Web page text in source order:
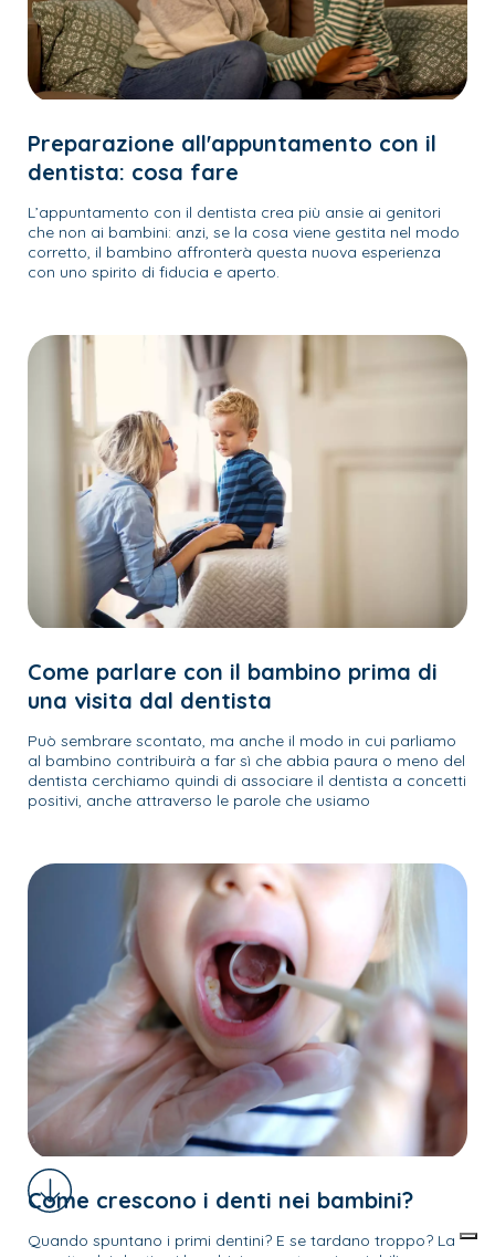
Preparazione all'appuntamento con il
dentista: cosa fare
L’appuntamento con il dentista crea più ansie ai genitori
che non ai bambini: anzi, se la cosa viene gestita nel modo
corretto, il bambino affronterà questa nuova esperienza
con uno spirito di fiducia e aperto.
Come parlare con il bambino prima di
una visita dal dentista
Può sembrare scontato, ma anche il modo in cui parliamo
al bambino contribuirà a far sì che abbia paura o meno del
dentista cerchiamo quindi di associare il dentista a concetti
positivi, anche attraverso le parole che usiamo
Come crescono i denti nei bambini?
Quando spuntano i primi dentini? E se tardano troppo? La